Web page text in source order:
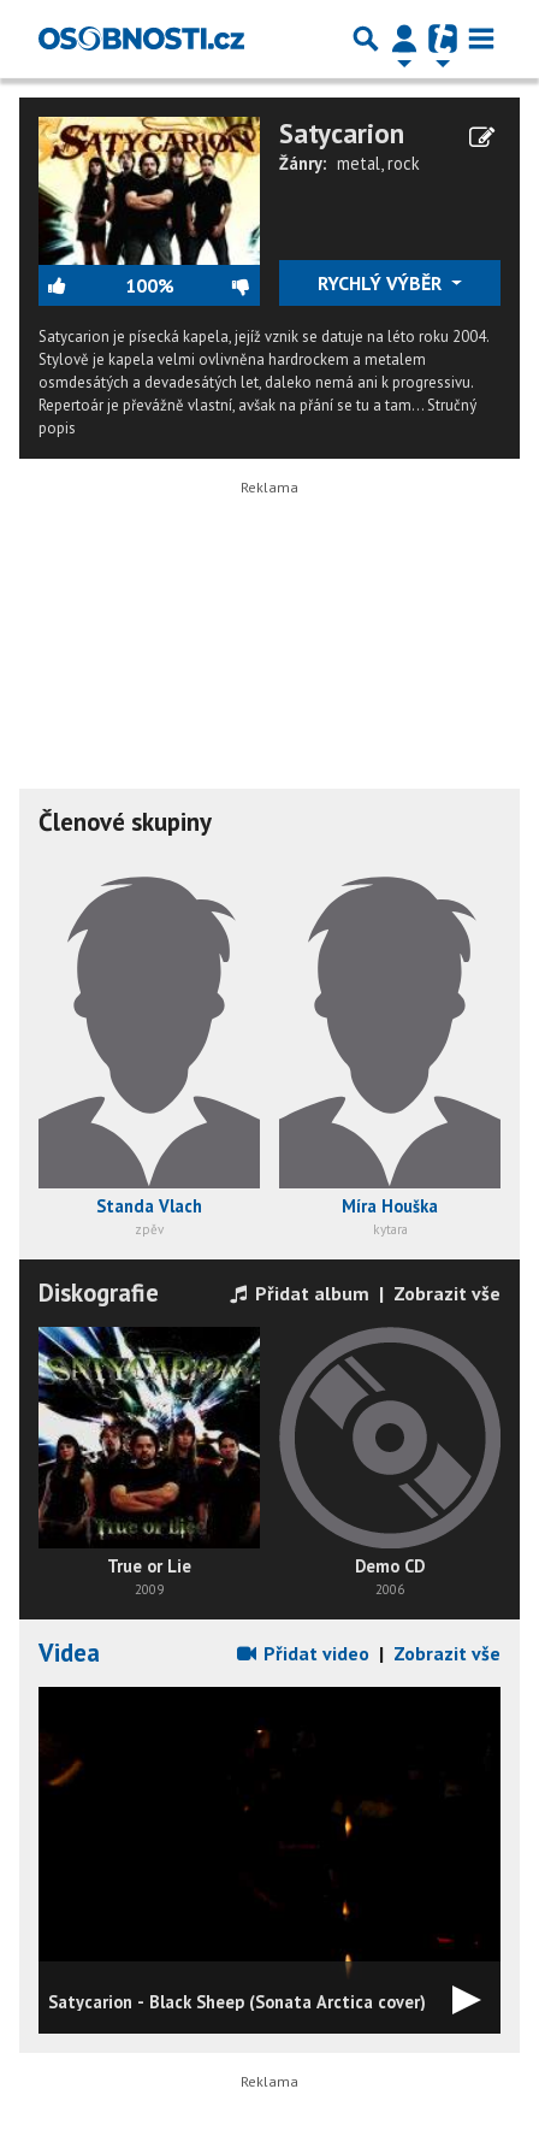
100%
Satycarion
Žánry: metal,rock
RYCHLÝ VÝBĚR
Satycarion je písecká kapela, jejíž vznik se datuje na léto roku 2004.
Stylově je kapela velmi ovlivněna hardrockem a metalem
osmdesátých a devadesátých let, daleko nemá ani k progressivu.
Repertoár je převážně vlastní, avšak na přání se tu a tam...Stručný
popis
Členové skupiny
Standa Vlach
zpěv
Míra Houška
kytara
Diskografie Přidat album | Zobrazit vše
True or Lie
2009
Demo CD
2006
Videa Přidat video | Zobrazit vše
Satycarion - Black Sheep (Sonata Arctica cover)